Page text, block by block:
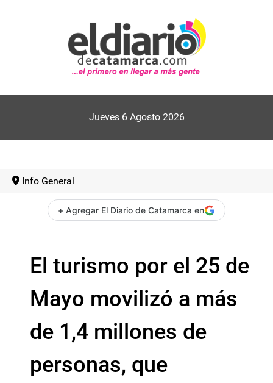
Jueves 6 Agosto 2026
Info General
+ Agregar El Diario de Catamarca en
El turismo por el 25 de
Mayo movilizó a más
de 1,4 millones de
personas, que